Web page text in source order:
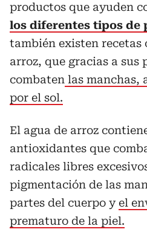
productos que ayuden
los diferentes tipos de
también existen recetas
arroz, que gracias a sus
combaten las manchas,
por el sol.
El agua de arroz
antioxidantes que
radicales libres
pigmentación de las
partes del cuerpo yel
prematuro de la piel.